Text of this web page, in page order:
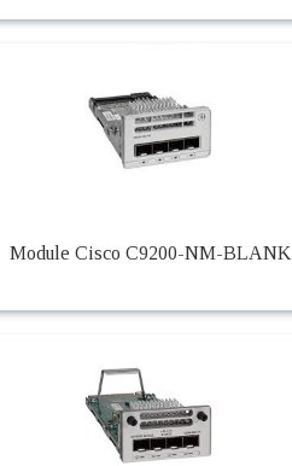
Module Cisco C9200-NM-BLANK